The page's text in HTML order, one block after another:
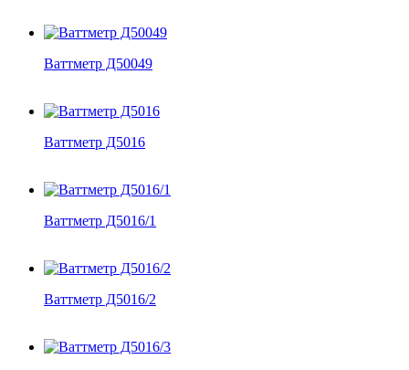
Ваттметр Д50049
Ваттметр Д5016
Ваттметр Д5016/1
Ваттметр Д5016/2